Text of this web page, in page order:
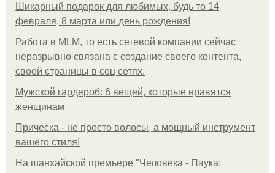
Шикарный подарок для любимых, будь то 14
февраля, 8 марта или день рождения!
Работа в MLM, то есть сетевой компании сейчас
неразрывно связана с создание своего контента,
своей страницы в соц сетях.
Мужской гардероб: 6 вещей, которые нравятся
женщинам
Прическа - не просто волосы, а мощный инструмент
вашего стиля!
На шанхайской премьере "Человека - Паука: